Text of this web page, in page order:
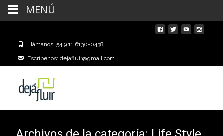
Llámanos: 54 9 11 6130-0438
Escríbenos: dejafluir@gmail.com
MENÚ